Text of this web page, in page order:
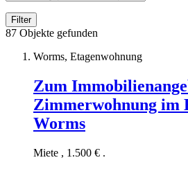
Filter
87 Objekte gefunden
Worms, Etagenwohnung
Zum
Zimmerwohnung im
Worms
Miete , 1.500 € .